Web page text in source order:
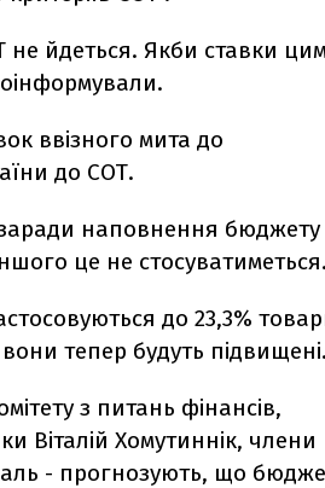
не йдеться. Якби ставки
ввізного мита до
до СОТ.
наповнення бюджету
це не стосуватиметься.
до 23,3%
тепер будуть підвищені.
з питань фінансів,
Віталій Хомутиннік, члени
- прогнозують, що